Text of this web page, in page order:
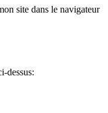
site dans le navigateur
dessus: